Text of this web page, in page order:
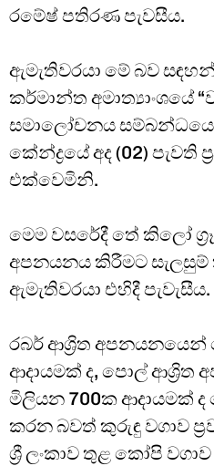
රමේෂ් පතිරණ පැවසීය.
ඇමැතිවරයා මේ බව
කර්මාන්ත අමාත්‍යාංශයේ
සමාලෝචනය
කේන්ද්‍රයේ අද (02) පැවති
එක්වෙමිනි.
මෙම වසරේදී තේ කිලෝ
අපනයනය කිරීමට සැලසුම්
ඇමැතිවරයා එහිදී පැවැසීය.
රබර් ආශ්‍රිත
ආදායමක් ද, පොල්
මිලියන 700ක ආදායමක් ද
කරන බවත් කුරුඳු වගාව
ශ්‍රී ලංකාව තුළ කෝපි